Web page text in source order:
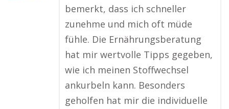
bemerkt, dass ich schneller
zunehme und mich oft müde
fühle. Die Ernährungsberatung
hat mir wertvolle Tipps gegeben,
wie ich meinen Stoffwechsel
ankurbeln kann. Besonders
geholfen hat mir die individuelle